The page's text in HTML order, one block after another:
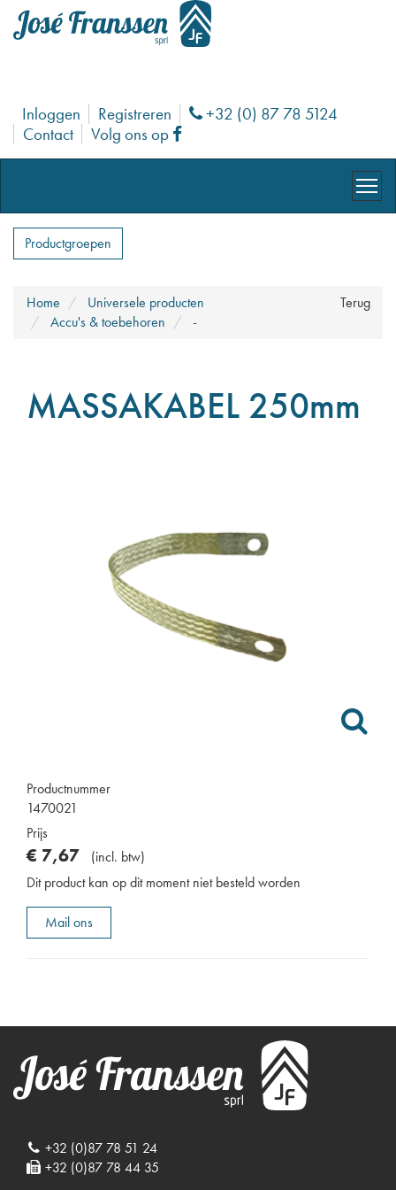
Inloggen Registreren Phone
+32 (0) 87 78 5124
Contact
Volg ons op Facebook
Productgroepen
Terug
Home
Universele producten
Accu's & toebehoren
-
MASSAKABEL 250mm
Productnummer
1470021
Prijs
€ 7,67 (incl. btw)
Dit product kan op dit moment niet besteld worden
Mail ons
+32 (0)87 78 51 24
+32 (0)87 78 44 35